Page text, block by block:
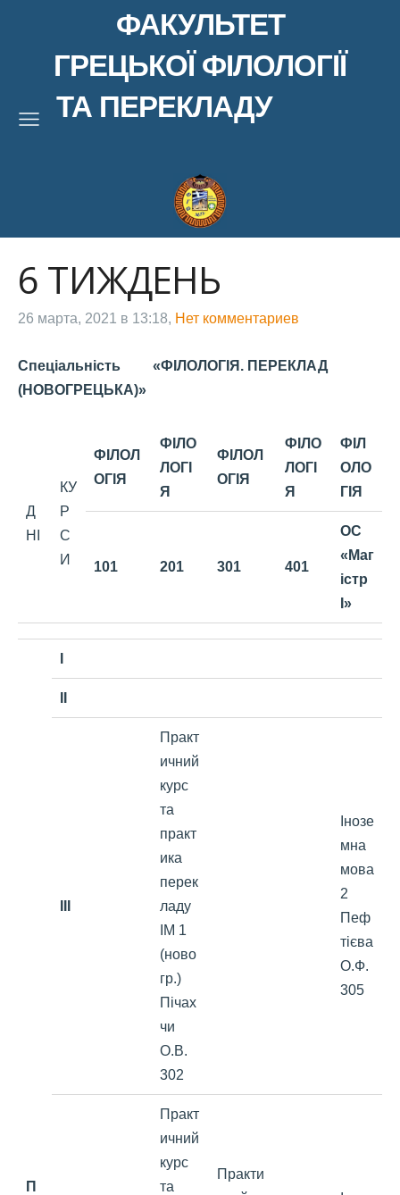
ФАКУЛЬТЕТ
ГРЕЦЬКОЇ ФІЛОЛОГІЇ
ТА ПЕРЕКЛАДУ
6 ТИЖДЕНЬ
26 марта, 2021 в 13:18, Нет комментариев
Спеціальність «ФІЛОЛОГІЯ. ПЕРЕКЛАД
(НОВОГРЕЦЬКА)»
Д
НІ
КУ
Р
С
И
ФІЛОЛ
ОГІЯ
ФІЛО
ЛОГІ
Я
ФІЛОЛ
ОГІЯ
ФІЛО
ЛОГІ
Я
ФІЛ
ОЛО
ГІЯ
101 201 301 401
ОС
«Маг
істр
І»
П
Практ
ичний
курс
та
практ
ика
перек
ладу
ІМ 1
(ново
гр.)
Пічах
чи
О.В.
302
Інозе
мна
мова
2
Пеф
тієва
О.Ф.
305
Практ
ичний
курс
та
Практи